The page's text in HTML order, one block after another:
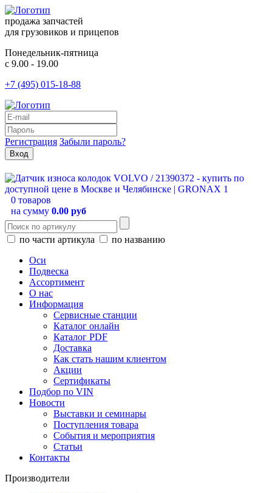
продажа запчастей
для грузовиков и прицепов
Понедельник-пятница
с 9.00 - 19.00
+7 (495) 015-18-88
Регистрация Забыли пароль?
0 товаров
на сумму 0.00 руб
по части артикула
по названию
Оси
Подвеска
Ассортимент
О нас
Информация
Сервисные станции
Каталог онлайн
Каталог PDF
Доставка
Как стать нашим клиентом
Акции
Сертификаты
Подбор по VIN
Новости
Выставки и семинары
Поступления товара
События и мероприятия
Статьи
Контакты
Производители